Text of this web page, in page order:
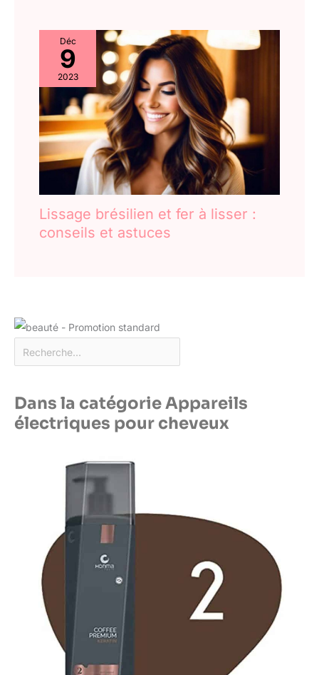
Déc
9
2023
Lissage brésilien et fer à lisser :
conseils et astuces
Dans la catégorie Appareils
électriques pour cheveux